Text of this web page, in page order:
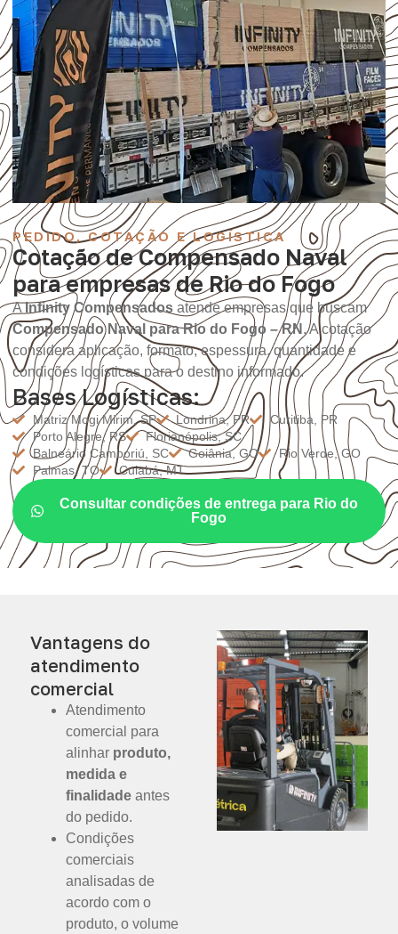
PEDIDO, COTAÇÃO E LOGÍSTICA
Cotação de Compensado Naval
para empresas de Rio do Fogo
AInfinity Compensados atende empresas que buscam
Compensado Naval para Rio do Fogo – RN . A cotação
considera aplicação, formato, espessura, quantidade e
condições logísticas para o destino informado.
Bases Logísticas:
Matriz Mogi Mirim, SP Londrina, PR
Curitiba, PR
Porto Alegre, RS
Florianópolis, SC
Balneário Camboriú, SC
Goiânia, GO
Rio Verde, GO
Palmas, TO
Cuiabá, MT
Consultar condições de entrega para Rio do
Fogo
Vantagens do
atendimento
comercial
Atendimento
comercial para
alinhar produto,
medida e
finalidade antes
do pedido.
Condições
comerciais
analisadas de
acordo com o
produto, o volume